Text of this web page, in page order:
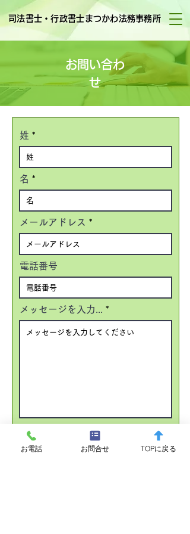
司法書士・行政書士まつかわ法務事務所
お問い合わ
せ
姓
名
メールアドレス
電話番号
メッセージを入力...
※プライバシーポリシーを表示
個人情報の取り扱いに同意し送信
お電話 お問合せ TOPに戻る